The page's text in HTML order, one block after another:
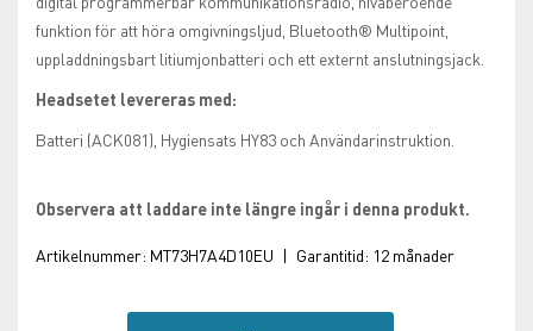
funktion för att höra omgivningsljud, Bluetooth® Multipoint,
uppladdningsbart litiumjonbatteri och ett externt anslutningsjack.
Headsetet levereras med:
Batteri (ACK081), Hygiensats HY83 och Användarinstruktion.
Observera att laddare inte längre ingår i denna produkt.
Artikelnummer: MT73H7A4D10EU | Garantitid: 12 månader